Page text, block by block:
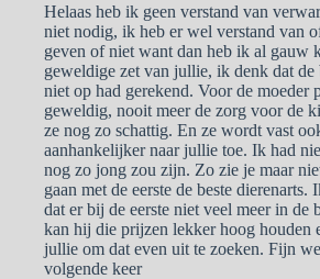
Helaas heb ik geen verstand van
niet nodig, ik heb er wel verstand van
geven of niet want dan heb ik al gauw
geweldige zet van jullie, ik denk dat
niet op had gerekend. Voor de moeder
geweldig, nooit meer de zorg voor de
ze nog zo schattig. En ze wordt vast
aanhankelijker naar jullie toe. Ik had
nog zo jong zou zijn. Zo zie je maar
gaan met de eerste de beste dierenarts.
dat er bij de eerste niet veel meer in de
kan hij die prijzen lekker hoog houden
jullie om dat even uit te zoeken. Fijn
volgende keer